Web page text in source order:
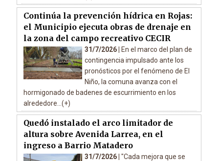
Continúa la prevención hídrica en Rojas:
el Municipio ejecuta obras de drenaje en
la zona del campo recreativo CECIR
31/7/2026 |
En el marco del plan de
contingencia impulsado ante los
pronósticos por el fenómeno de El
Niño, la comuna avanza con el
hormigonado de badenes de escurrimiento en los
alrededore...(+)
Quedó instalado el arco limitador de
altura sobre Avenida Larrea, en el
ingreso a Barrio Matadero
31/7/2026 | "Cada mejora que se